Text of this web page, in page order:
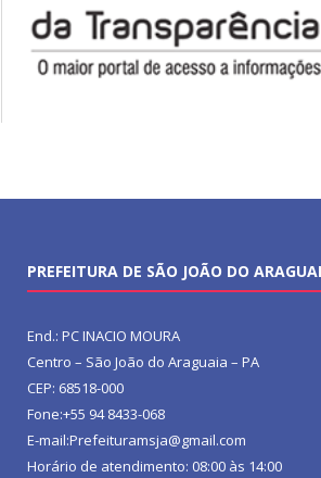
PREFEITURA DE SÃO JOÃO DO
End.: PC INACIO MOURA
Centro – São João do Araguaia – PA
CEP: 68518-000
Fone:+55 94 8433-068
E-mail:Prefeituramsja@gmail.com
Horário de atendimento: 08:00 às 14:00